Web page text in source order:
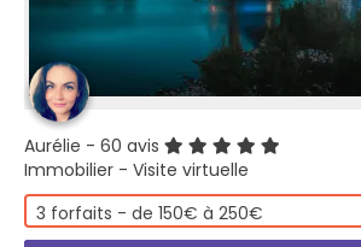
Aurélie - 60 avis
Immobilier - Visite virtuelle
3 forfaits - de 150€ à 250€